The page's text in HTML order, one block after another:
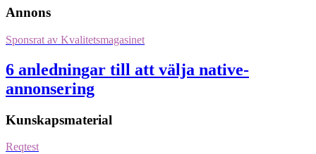
Annons
Sponsrat av Kvalitetsmagasinet
6 anledningar till att välja native-
annonsering
Kunskapsmaterial
Reqtest